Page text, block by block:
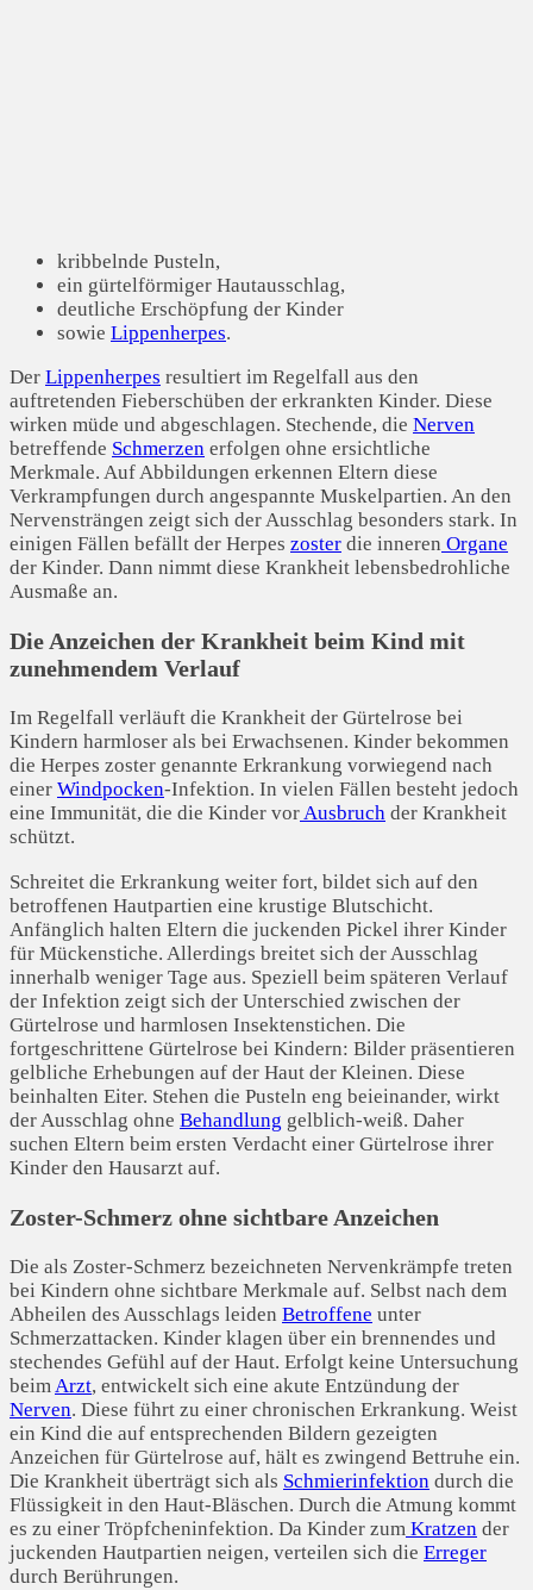
kribbelnde Pusteln,
ein gürtelförmiger Hautausschlag,
deutliche Erschöpfung der Kinder
sowie Lippenherpes.
Der Lippenherpes resultiert im Regelfall aus den
auftretenden Fieberschüben der erkrankten Kinder. Diese
wirken müde und abgeschlagen. Stechende, die Nerven
betreffende Schmerzen erfolgen ohne ersichtliche
Merkmale. Auf Abbildungen erkennen Eltern diese
Verkrampfungen durch angespannte Muskelpartien. An den
Nervensträngen zeigt sich der Ausschlag besonders stark. In
einigen Fällen befällt der Herpes zoster die inneren Organe
der Kinder. Dann nimmt diese Krankheit lebensbedrohliche
Ausmaße an.
Die Anzeichen der Krankheit beim Kind mit
zunehmendem Verlauf
Im Regelfall verläuft die Krankheit der Gürtelrose bei
Kindern harmloser als bei Erwachsenen. Kinder bekommen
die Herpes zoster genannte Erkrankung vorwiegend nach
einer Windpocken-Infektion. In vielen Fällen besteht jedoch
eine Immunität, die die Kinder vorAusbruch der Krankheit
schützt.
Schreitet die Erkrankung weiter fort, bildet sich auf den
betroffenen Hautpartien eine krustige Blutschicht.
Anfänglich halten Eltern die juckenden Pickel ihrer Kinder
für Mückenstiche. Allerdings breitet sich der Ausschlag
innerhalb weniger Tage aus. Speziell beim späteren Verlauf
der Infektion zeigt sich der Unterschied zwischen der
Gürtelrose und harmlosen Insektenstichen. Die
fortgeschrittene Gürtelrose bei Kindern: Bilder präsentieren
gelbliche Erhebungen auf der Haut der Kleinen. Diese
beinhalten Eiter. Stehen die Pusteln eng beieinander, wirkt
der Ausschlag ohne Behandlung gelblich-weiß. Daher
suchen Eltern beim ersten Verdacht einer Gürtelrose ihrer
Kinder den Hausarzt auf.
Zoster-Schmerz ohne sichtbare Anzeichen
Die als Zoster-Schmerz bezeichneten Nervenkrämpfe treten
bei Kindern ohne sichtbare Merkmale auf. Selbst nach dem
Abheilen des Ausschlags leiden Betroffene unter
Schmerzattacken. Kinder klagen über ein brennendes und
stechendes Gefühl auf der Haut. Erfolgt keine Untersuchung
beimArzt, entwickelt sich eine akute Entzündung der
Nerven. Diese führt zu einer chronischen Erkrankung. Weist
ein Kind die auf entsprechenden Bildern gezeigten
Anzeichen für Gürtelrose auf, hält es zwingend Bettruhe ein.
Die Krankheit überträgt sich als Schmierinfektion durch die
Flüssigkeit in den Haut-Bläschen. Durch die Atmung kommt
es zu einer Tröpfcheninfektion. Da Kinder zum Kratzen der
juckenden Hautpartien neigen, verteilen sich die Erreger
durch Berührungen.